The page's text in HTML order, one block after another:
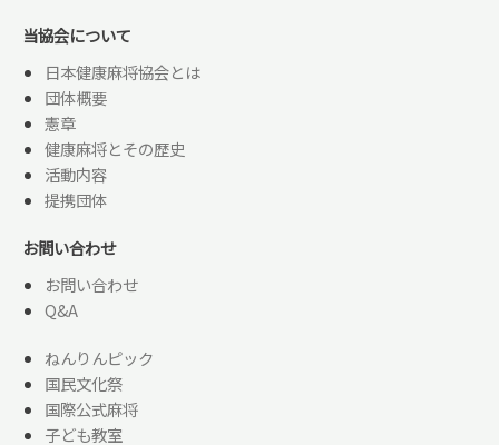
当協会について
日本健康麻将協会とは
団体概要
憲章
健康麻将とその歴史
活動内容
提携団体
お問い合わせ
お問い合わせ
Q&A
ねんりんピック
国民文化祭
国際公式麻将
子ども教室